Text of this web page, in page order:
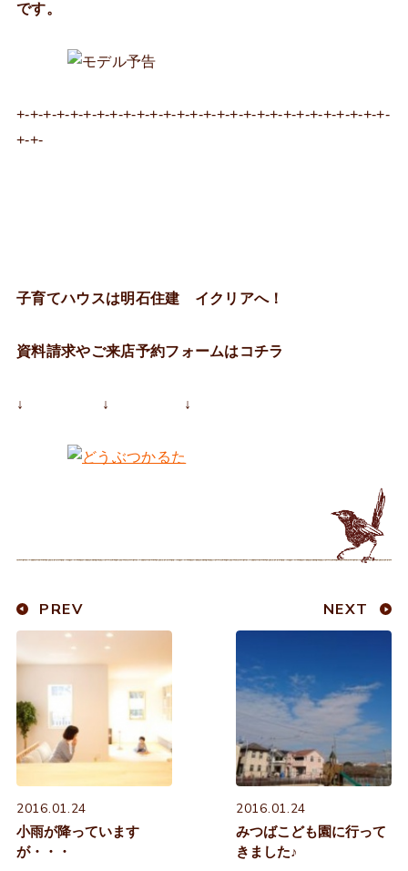
です。
+-+-+-+-+-+-+-+-+-+-+-+-+-+-+-+-+-+-+-+-+-+-+-+-+-+-+-+-
+-+-
子育てハウスは明石住建 イクリアへ！
資料請求やご来店予約フォームはコチラ
↓ ↓ ↓
PREV
2016.01.24
小雨が降っています
が・・・
NEXT
2016.01.24
みつばこども園に行って
きました♪